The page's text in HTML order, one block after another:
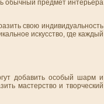
обычный предмет интерьера
свою индивидуальность
искусство, где каждый
добавить особый шарм и
мастерство и творческий